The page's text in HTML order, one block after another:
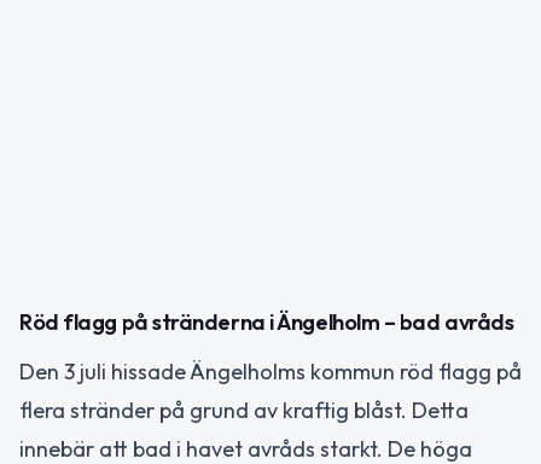
Röd flagg på stränderna i Ängelholm – bad avråds
Den 3 juli hissade Ängelholms kommun röd flagg på
flera stränder på grund av kraftig blåst. Detta
innebär att bad i havet avråds starkt. De höga